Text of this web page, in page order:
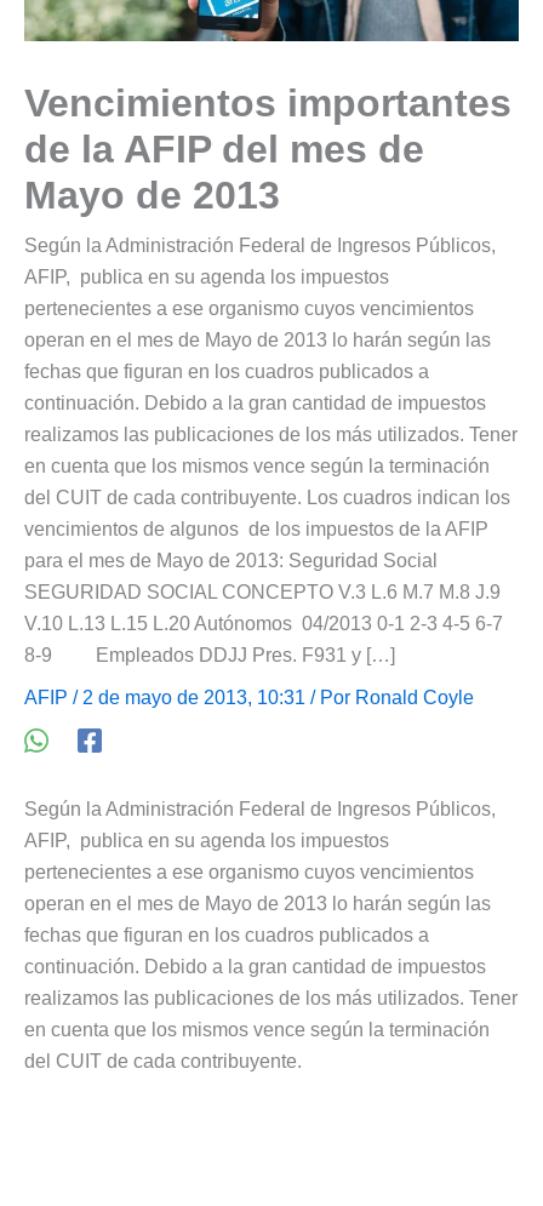
Vencimientos importantes
de la AFIP del mes de
Mayo de 2013
Según la Administración Federal de Ingresos Públicos,
AFIP, publica en su agenda los impuestos
pertenecientes a ese organismo cuyos vencimientos
operan en el mes de Mayo de 2013 lo harán según las
fechas que figuran en los cuadros publicados a
continuación. Debido a la gran cantidad de impuestos
realizamos las publicaciones de los más utilizados. Tener
en cuenta que los mismos vence según la terminación
del CUIT de cada contribuyente. Los cuadros indican los
vencimientos de algunos de los impuestos de la AFIP
para el mes de Mayo de 2013: Seguridad Social
SEGURIDAD SOCIAL CONCEPTO V.3 L.6 M.7 M.8 J.9
V.10 L.13 L.15 L.20 Autónomos 04/2013 0-1 2-3 4-5 6-7
8-9 Empleados DDJJ Pres. F931 y […]
AFIP / 2 de mayo de 2013, 10:31 / Por Ronald Coyle
Según la Administración Federal de Ingresos Públicos,
AFIP, publica en su agenda los impuestos
pertenecientes a ese organismo cuyos vencimientos
operan en el mes de Mayo de 2013 lo harán según las
fechas que figuran en los cuadros publicados a
continuación. Debido a la gran cantidad de impuestos
realizamos las publicaciones de los más utilizados. Tener
en cuenta que los mismos vence según la terminación
del CUIT de cada contribuyente.